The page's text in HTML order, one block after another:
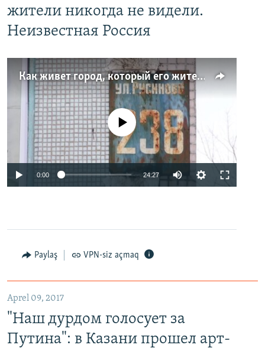
жители никогда не видели.
Неизвестная Россия
Как живет город, который его жители никогда не видели. Неизвестная Россия
No media source currently available
0:00 24:27
Paylaş VPN-siz açmaq
Aprel 09, 2017
"Наш дурдом голосует за
Путина": в Казани прошел арт-